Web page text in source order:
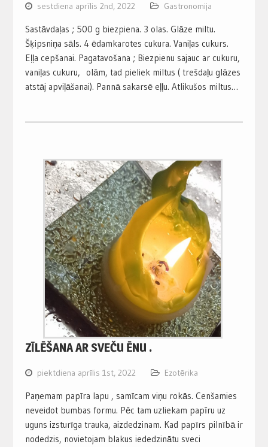
sestdiena aprīlis 2nd, 2022 Gastronomija
Sastāvdaļas ; 500 g biezpiena. 3 olas. Glāze miltu.
Šķipsniņa sāls. 4 ēdamkarotes cukura. Vaniļas cukurs.
Eļļa cepšanai. Pagatavošana ; Biezpienu sajauc ar cukuru,
vaniļas cukuru, olām, tad pieliek miltus ( trešdaļu glāzes
atstāj apviļāšanai). Pannā sakarsē eļļu. Atlikušos miltus…
ZĪLĒŠANA AR SVEČU ĒNU .
piektdiena aprīlis 1st, 2022 Ezotērika
Paņemam papīra lapu , samīcam viņu rokās. Cenšamies
neveidot bumbas formu. Pēc tam uzliekam papīru uz
uguns izsturīga trauka, aizdedzinam. Kad papīrs pilnībā ir
nodedzis, novietojam blakus iededzinātu sveci